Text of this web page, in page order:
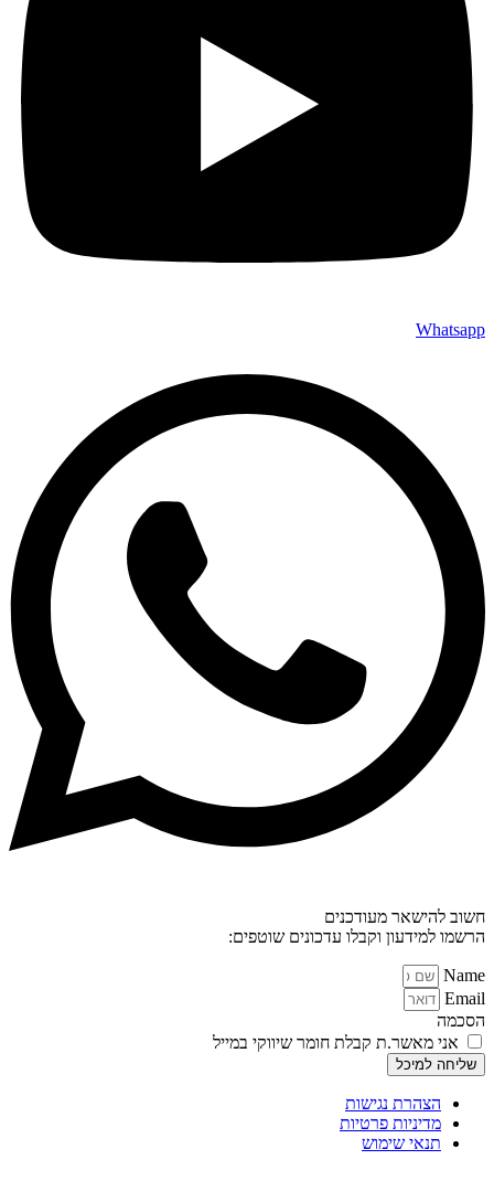
Whatsapp
חשוב להישאר מעודכנים
הרשמו למידעון וקבלו עדכונים שוטפים:
Name
Email
הסכמה
אני מאשר.ת קבלת חומר שיווקי במייל
שליחה למיכל
הצהרת נגישות
מדיניות פרטיות
תנאי שימוש